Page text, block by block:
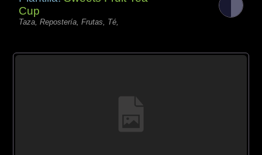
Cup
Taza, Repostería, Frutas, Té,